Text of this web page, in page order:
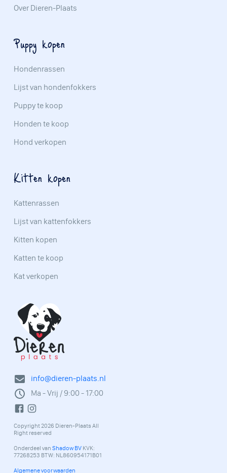
info@dieren-plaats.nl
Ma - Vrij / 9:00 - 17:00
Copyright 2026 Dieren-Plaats All
Right reserved
Onderdeel van Shadow BV KVK:
77268253 BTW: NL860954171B01
Algemene voorwaarden
Over Dieren-Plaats
Puppy kopen
Hondenrassen
Lijst van hondenfokkers
Puppy te koop
Honden te koop
Hond verkopen
Kitten kopen
Kattenrassen
Lijst van kattenfokkers
Kitten kopen
Katten te koop
Kat verkopen